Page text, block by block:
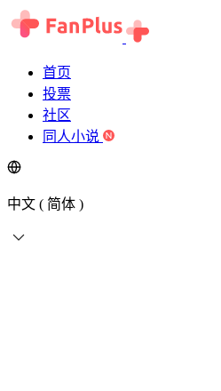
首页
投票
社区
同人小说
中文 ( 简体 )